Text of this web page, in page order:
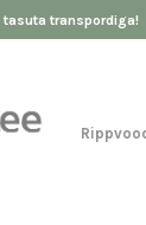
tasuta transpordiga!